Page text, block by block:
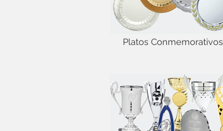
Platos Conmemorativos